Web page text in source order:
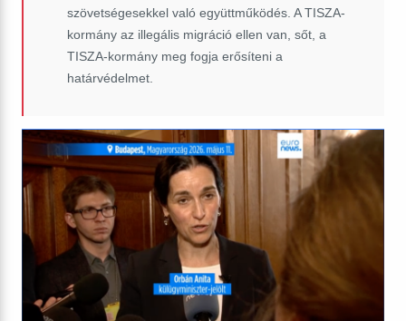
szövetségesekkel való együttműködés. A TISZA-
kormány az illegális migráció ellen van, sőt, a
TISZA-kormány meg fogja erősíteni a
határvédelmet.